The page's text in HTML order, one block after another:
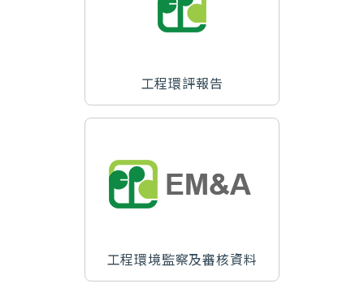
工程環評報告
工程環境監察及審核資料